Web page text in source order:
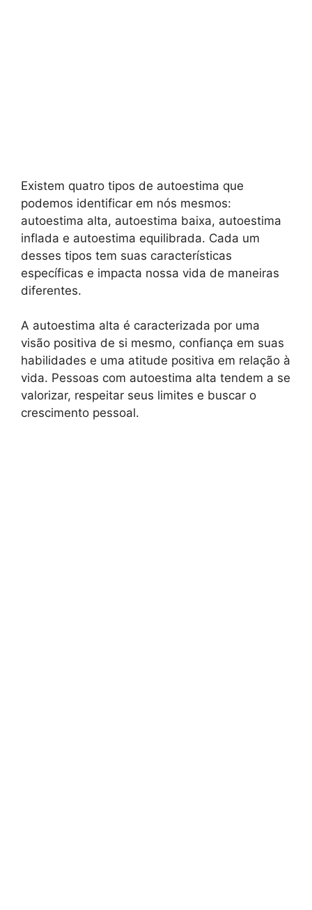
Existem quatro tipos de autoestima que
podemos identificar em nós mesmos:
autoestima alta, autoestima baixa, autoestima
inflada e autoestima equilibrada. Cada um
desses tipos tem suas características
específicas e impacta nossa vida de maneiras
diferentes.
A autoestima alta é caracterizada por uma
visão positiva de si mesmo, confiança em suas
habilidades e uma atitude positiva em relação à
vida. Pessoas com autoestima alta tendem a se
valorizar, respeitar seus limites e buscar o
crescimento pessoal.